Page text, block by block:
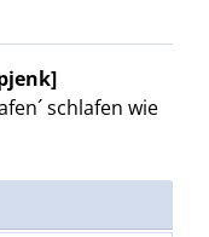
schlafen wie